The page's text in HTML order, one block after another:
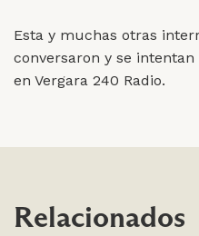
Esta y muchas otras
conversaron y se
en Vergara 240 Radio.
Relacionados